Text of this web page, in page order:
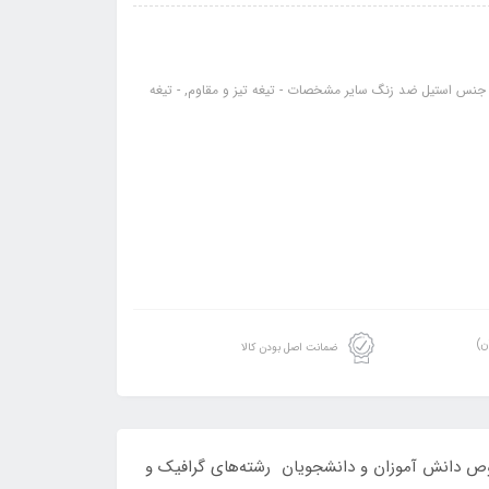
ساده 9 میلی‌متری ابعاد 14.5 × 2.2 × 0.8 سانتی‌متر وزن 23 گرم جنس استیل ضد زنگ سایر مشخصات - تیغه تیز و مقاوم, - تیغه
ضمانت اصل بودن کالا
دانش آموزان و دانشجویان رشته‌های گرافیک و